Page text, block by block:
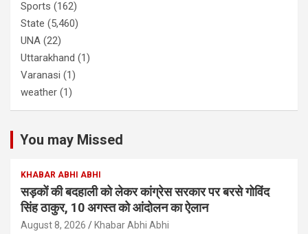
Sports (162)
State (5,460)
UNA (22)
Uttarakhand (1)
Varanasi (1)
weather (1)
You may Missed
KHABAR ABHI ABHI
सड़कों की बदहाली को लेकर कांग्रेस सरकार पर बरसे गोविंद
सिंह ठाकुर, 10 अगस्त को आंदोलन का ऐलान
August 8, 2026 Khabar Abhi Abhi